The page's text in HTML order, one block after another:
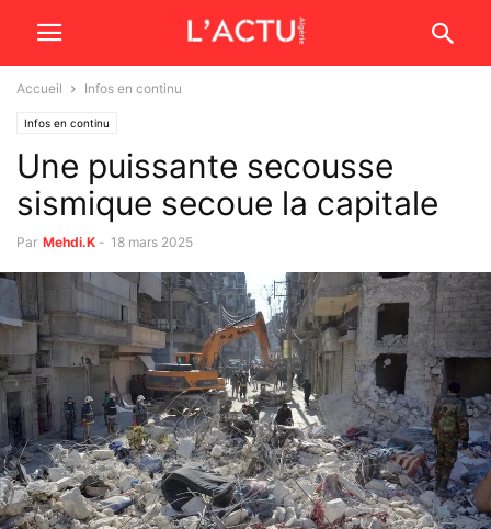
Accueil Infos en continu
Infos en continu
Une puissante secousse
sismique secoue la capitale
Par Mehdi.K - 18 mars 2025